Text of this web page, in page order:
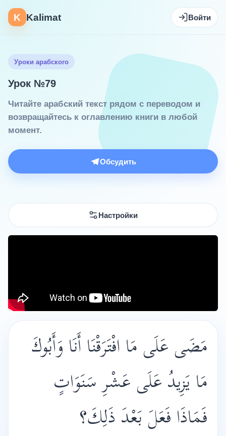
K Kalimat Войти
Уроки арабского
Урок №79
Читайте арабский текст рядом с переводом и
возвращайтесь к оглавлению книги в любой
момент.
Обсудить
Настройки
مَضَى عَلَى مَا افْتَرَقْنَا أَنَا وَأَبُوكَ
مَا يَزِيدُ عَلَى عَشْرِ سَنَوَاتٍ
فَمَاذَا فَعَلَ بَعْدَ ذَلِكَ؟